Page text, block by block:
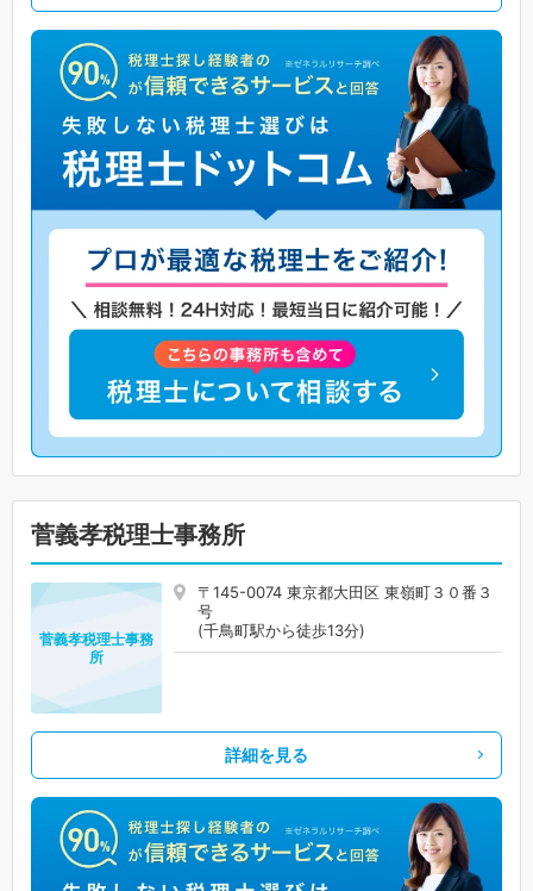
菅義孝税理士事務所
〒145-0074 東京都大田区 東嶺町３０番３
号
(千鳥町駅から徒歩13分)
菅義孝税理士事務
所
詳細を見る